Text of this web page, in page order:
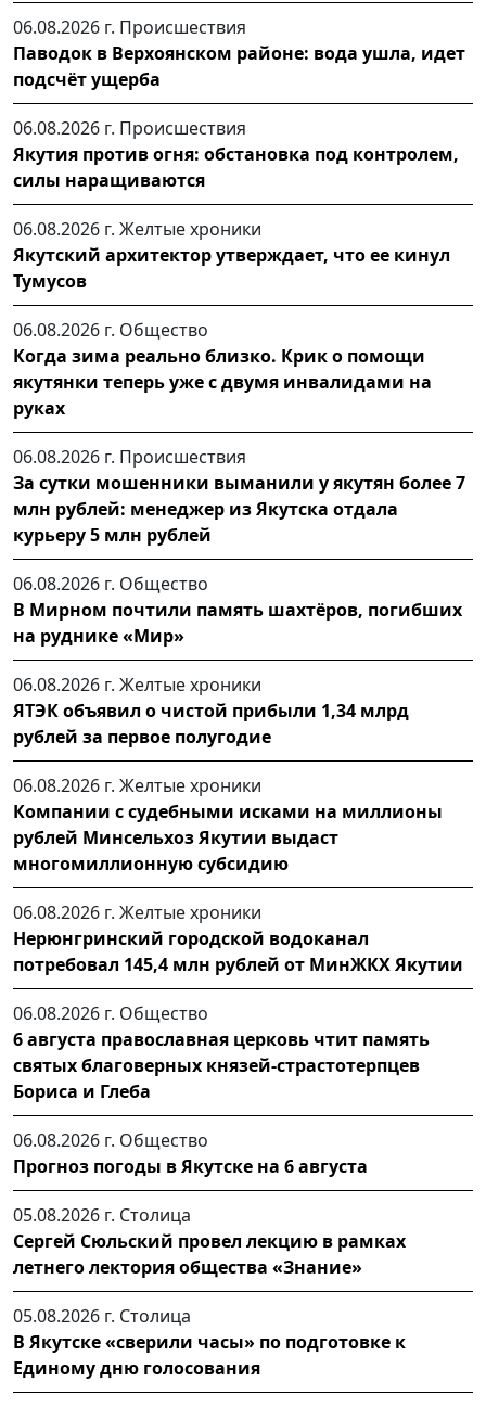
06.08.2026 г. Происшествия
Паводок в Верхоянском районе: вода ушла, идет
подсчёт ущерба
06.08.2026 г. Происшествия
Якутия против огня: обстановка под контролем,
силы наращиваются
06.08.2026 г. Желтые хроники
Якутский архитектор утверждает, что ее кинул
Тумусов
06.08.2026 г. Общество
Когда зима реально близко. Крик о помощи
якутянки теперь уже с двумя инвалидами на
руках
06.08.2026 г. Происшествия
За сутки мошенники выманили у якутян более 7
млн рублей: менеджер из Якутска отдала
курьеру 5 млн рублей
06.08.2026 г. Общество
В Мирном почтили память шахтёров, погибших
на руднике «Мир»
06.08.2026 г. Желтые хроники
ЯТЭК объявил о чистой прибыли 1,34 млрд
рублей за первое полугодие
06.08.2026 г. Желтые хроники
Компании с судебными исками на миллионы
рублей Минсельхоз Якутии выдаст
многомиллионную субсидию
06.08.2026 г. Желтые хроники
Нерюнгринский городской водоканал
потребовал 145,4 млн рублей от МинЖКХ Якутии
06.08.2026 г. Общество
6 августа православная церковь чтит память
святых благоверных князей-страстотерпцев
Бориса и Глеба
06.08.2026 г. Общество
Прогноз погоды в Якутске на 6 августа
05.08.2026 г. Столица
Сергей Сюльский провел лекцию в рамках
летнего лектория общества «Знание»
05.08.2026 г. Столица
В Якутске «сверили часы» по подготовке к
Единому дню голосования